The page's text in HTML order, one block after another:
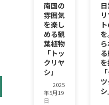
南国の
雰囲気
を楽し
める観
葉植物
「トッ
クリヤ
シ」
2025
年5月19
日
シ